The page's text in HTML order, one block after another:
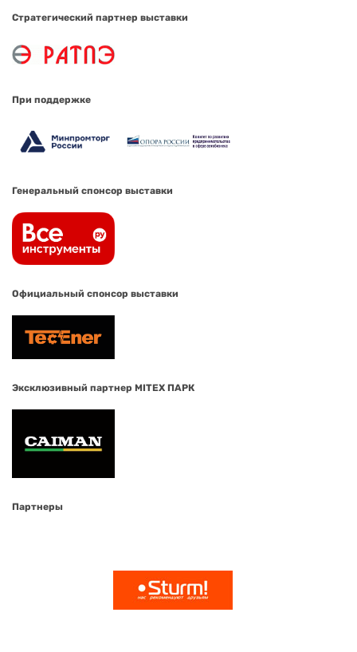
Стратегический партнер выставки
При поддержке
Генеральный спонсор выставки
Официальный спонсор выставки
Эксклюзивный партнер MITEX ПАРК
Партнеры